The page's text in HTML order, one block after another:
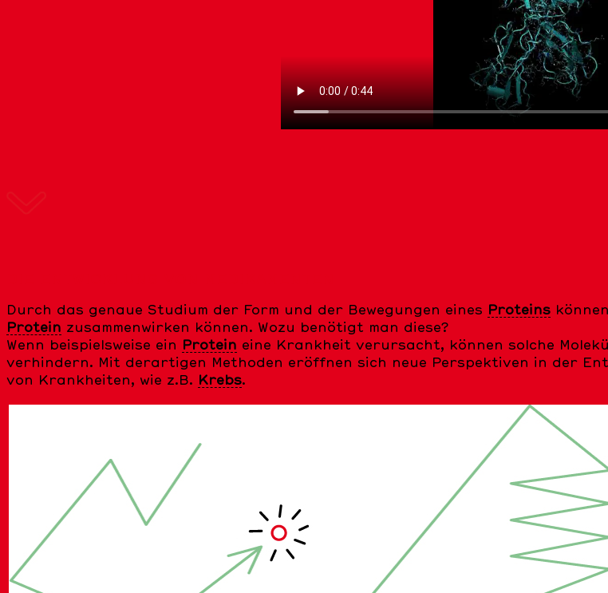
Durch das genaue Studium der Form und der Bewegungen eines Proteins
Protein zusammenwirken können. Wozu benötigt man diese?
Wenn beispielsweise ein
Protein eine Krankheit verursacht, können solche
verhindern. Mit derartigen Methoden eröffnen sich neue Perspektiven in der
von Krankheiten, wie z.B.
Krebs.